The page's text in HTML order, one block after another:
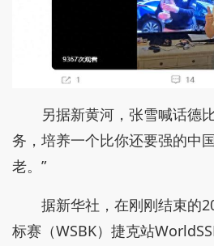
另据新黄河，张雪喊话德
务，培养一个比你还要强的中
老。”
据新华社，在刚刚结束的
标赛（WSBK）捷克站